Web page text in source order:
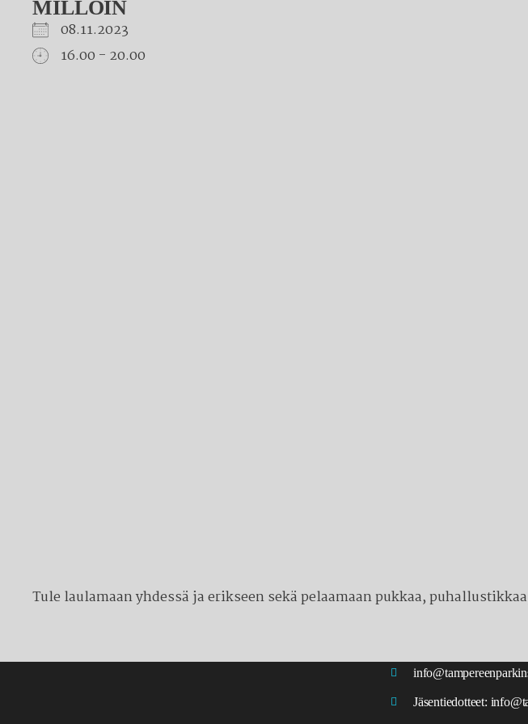
MILLOIN
08.11.2023
16.00 - 20.00
Tule laulamaan yhdessä ja erikseen sekä pelaamaan pukkaa,
Jäsentiedotteet: